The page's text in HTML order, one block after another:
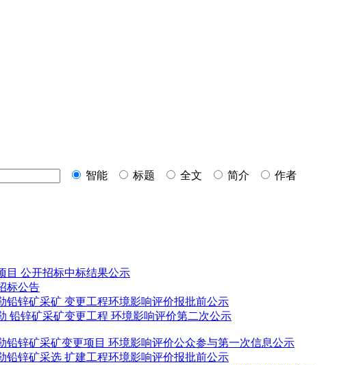
智能
标题 全文 简介
作者
目 公开招标中标结果公示
标公告
铅锌矿采矿 变更工程环境影响评价报批前公示
铅锌矿采矿变更工程 环境影响评价第二次公示
铅锌矿采矿变更项目 环境影响评价公众参与第一次信息公示
铅锌矿采选 扩建工程环境影响评价报批前公示